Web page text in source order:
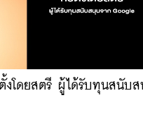
งโดยสตรี ผู้ได้รับทุนสนับ